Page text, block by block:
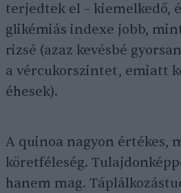
terjedtek el – kiemelkedő,
glikémiás indexe jobb,
rizsé (azaz kevésbé
a vércukorszintet, emiatt
éhesek).
A quinoa nagyon értékes,
köretféleség.
hanem mag.